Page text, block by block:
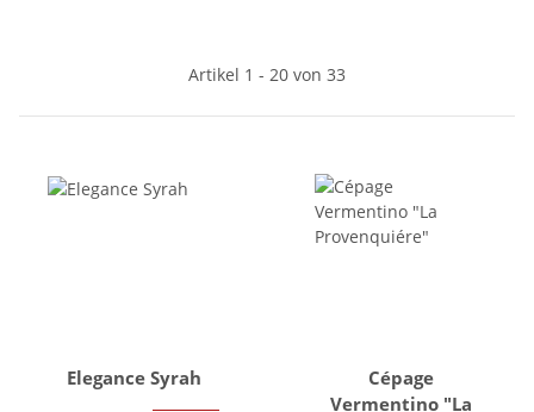
Artikel 1 - 20 von 33
Elegance Syrah
Cépage
Vermentino "La